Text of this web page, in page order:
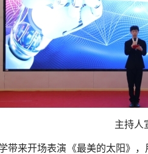
主持人
带来开场表演《最美的太阳》